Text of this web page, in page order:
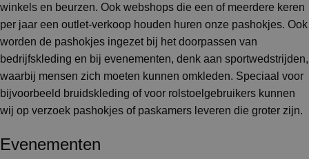
winkels en beurzen. Ook webshops die een of meerdere keren
per jaar een outlet-verkoop houden huren onze pashokjes. Ook
worden de pashokjes ingezet bij het doorpassen van
bedrijfskleding en bij evenementen, denk aan sportwedstrijden,
waarbij mensen zich moeten kunnen omkleden. Speciaal voor
bijvoorbeeld bruidskleding of voor rolstoelgebruikers kunnen
wij op verzoek pashokjes of paskamers leveren die groter zijn.
Evenementen